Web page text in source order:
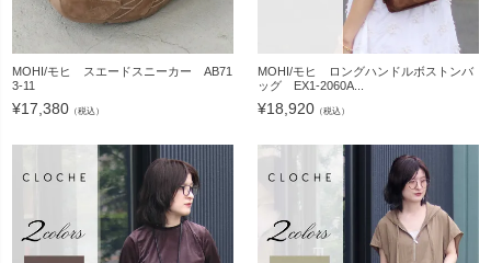
MOHI/モヒ スエードスニーカー AB71
3-11
¥17,380 （税込）
MOHI/モヒ ロングハンドルボストンバ
ッグ EX1-2060A...
¥18,920 （税込）